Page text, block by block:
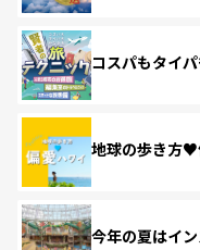
コスパもタイ
地球の歩き方♥
今年の夏はイ